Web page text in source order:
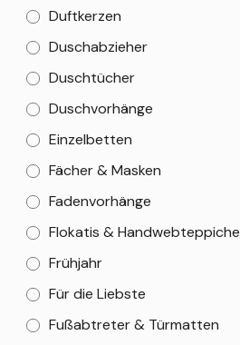
Duftkerzen
Duschabzieher
Duschtücher
Duschvorhänge
Einzelbetten
Fächer & Masken
Fadenvorhänge
Flokatis & Handwebteppiche
Frühjahr
Für die Liebste
Fußabtreter & Türmatten